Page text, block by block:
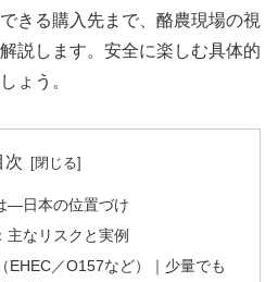
きる購入先まで、酪農現場の視
説します。安全に楽しむ具体的
ょう。
次
—日本の位置づけ
主なリスクと実例
EHEC／O157など）｜少量でも